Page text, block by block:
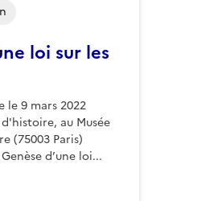
loi sur les
le 9 mars 2022
au Musée
(75003 Paris)
d’une loi...